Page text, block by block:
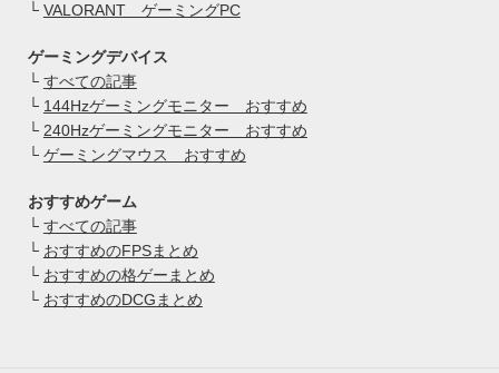
└ VALORANT ゲーミングPC
ゲーミングデバイス
└ すべての記事
└ 144Hzゲーミングモニター おすすめ
└ 240Hzゲーミングモニター おすすめ
└ ゲーミングマウス おすすめ
おすすめゲーム
└ すべての記事
└ おすすめのFPSまとめ
└ おすすめの格ゲーまとめ
└ おすすめのDCGまとめ